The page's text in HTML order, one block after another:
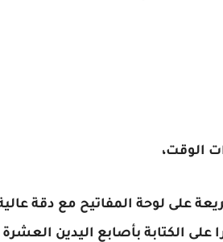
الوقت،
على لوحة المفاتيح مع دقة
الكتابة بأصابع اليدين